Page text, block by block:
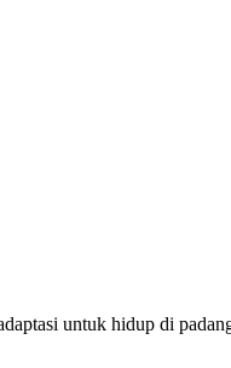
untuk hidup di